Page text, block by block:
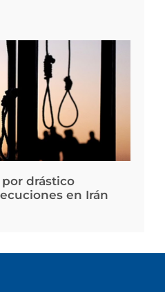
drástico
en Irán